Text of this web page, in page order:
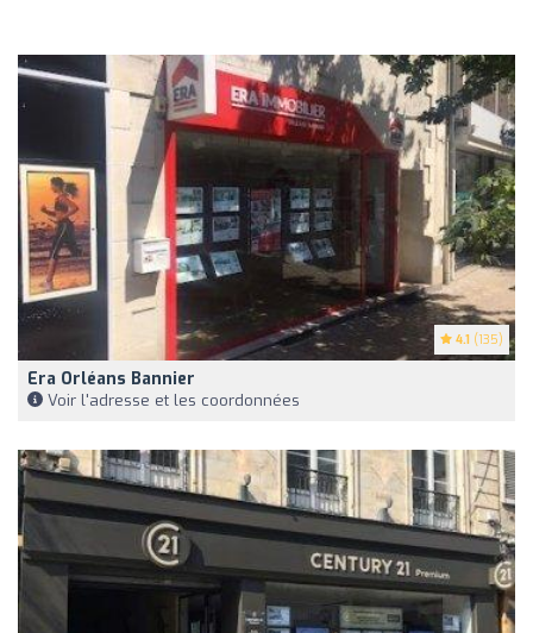
4.1 (135)
Era Orléans Bannier
Voir l'adresse et les coordonnées